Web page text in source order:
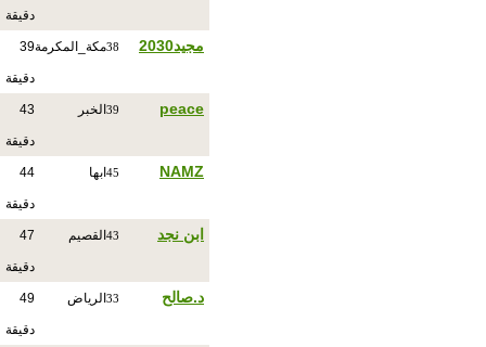
دقيقة
مجيد2030 38مكة_المكرمة39
دقيقة
peace
39 الخبر 43
دقيقة
NAMZ
45 ابها 44
دقيقة
ابن نجد 43 القصيم 47
دقيقة
د.صالح 33 الرياض 49
دقيقة